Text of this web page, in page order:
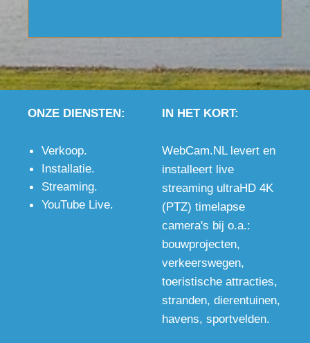
ONZE DIENSTEN:
Verkoop.
Installatie.
Streaming.
YouTube Live.
IN HET KORT:
WebCam.NL levert en
installeert live
streaming ultraHD 4K
(PTZ) timelapse
camera's bij o.a.:
bouwprojecten,
verkeerswegen,
toeristische attracties,
stranden, dierentuinen,
havens, sportvelden.